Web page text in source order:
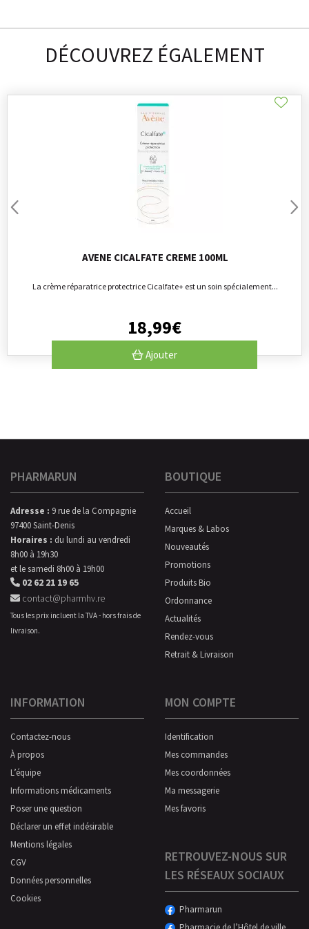
DÉCOUVREZ ÉGALEMENT
AVENE CICALFATE CREME 100ML
La crème réparatrice protectrice Cicalfate+ est un soin spécialement...
18,99€
Ajouter
PHARMARUN
Adresse : 9 rue de la Compagnie
97400 Saint-Denis
Horaires : du lundi au vendredi
8h00 à 19h30
et le samedi 8h00 à 19h00
02 62 21 19 65
contact@pharmhv.re
Tous les prix incluent la TVA - hors frais de
livraison.
BOUTIQUE
Accueil
Marques & Labos
Nouveautés
Promotions
Produits Bio
Ordonnance
Actualités
Rendez-vous
Retrait & Livraison
INFORMATION
Contactez-nous
À propos
L’équipe
Informations médicaments
Poser une question
Déclarer un effet indésirable
Mentions légales
CGV
Données personnelles
Cookies
MON COMPTE
Identification
Mes commandes
Mes coordonnées
Ma messagerie
Mes favoris
RETROUVEZ-NOUS SUR
LES RÉSEAUX SOCIAUX
Pharmarun